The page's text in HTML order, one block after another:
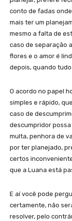
conto de fadas
mais ter um
mesmo a falta de
caso de separação
flores e o amor é
depois, quando
O acordo no papel
simples e rápido,
caso de
descumpridor
multa, penhora de
por ter planejado,
certos
que a Luana está
E aí você pode
certamente, não
resolver, pelo